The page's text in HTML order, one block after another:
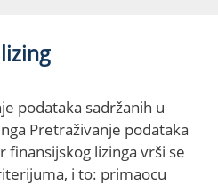
podataka sadržanih u
Pretraživanje podataka
finansijskog lizinga vrši se
i to: primaocu